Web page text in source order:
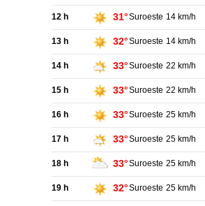
12 h 31°Suroeste 14 km/h
13 h 32°Suroeste 14 km/h
14 h 33°Suroeste 22 km/h
15 h 33°Suroeste 22 km/h
16 h 33°Suroeste 25 km/h
17 h 33°Suroeste 25 km/h
18 h 33°Suroeste 25 km/h
19 h 32°Suroeste 25 km/h